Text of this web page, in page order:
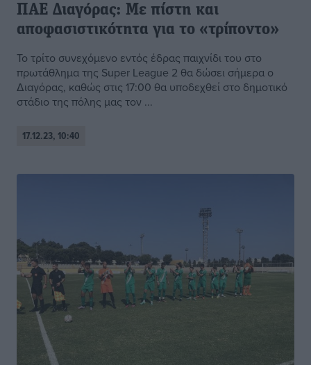
ΠΑΕ Διαγόρας: Με πίστη και
αποφασιστικότητα για το «τρίποντο»
Το τρίτο συνεχόμενο εντός έδρας παιχνίδι του στο
πρωτάθλημα της Super League 2 θα δώσει σήμερα ο
Διαγόρας, καθώς στις 17:00 θα υποδεχθεί στο δημοτικό
στάδιο της πόλης μας τον ...
17.12.23, 10:40